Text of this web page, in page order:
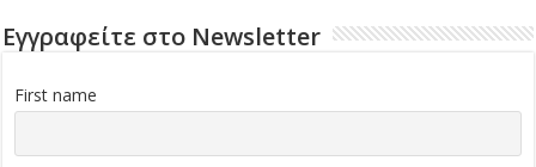
Εγγραφείτε στο Newsletter
First name